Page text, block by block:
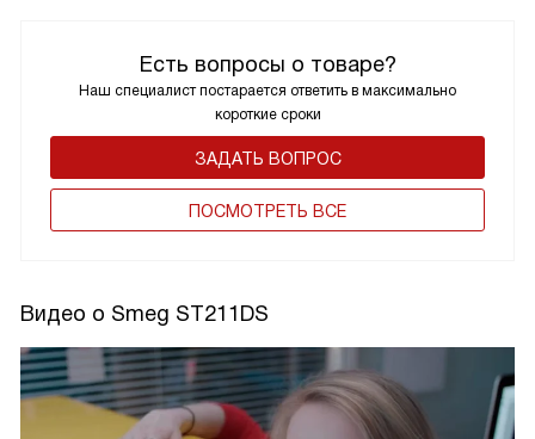
Есть вопросы о товаре?
Наш специалист постарается ответить в максимально
короткие сроки
ЗАДАТЬ ВОПРОС
ПОCМОТРЕТЬ ВСЕ
Видео о Smeg ST211DS